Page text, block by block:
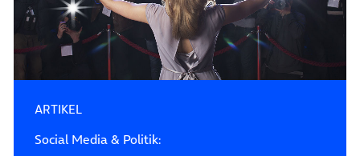
ARTIKEL
Social Media & Politik: